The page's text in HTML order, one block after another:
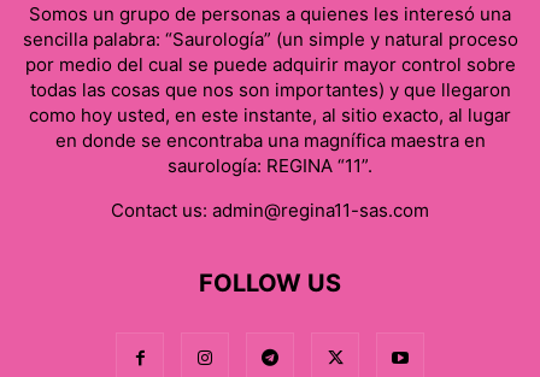
Somos un grupo de personas a quienes les interesó una
sencilla palabra: “Saurología” (un simple y natural proceso
por medio del cual se puede adquirir mayor control sobre
todas las cosas que nos son importantes) y que llegaron
como hoy usted, en este instante, al sitio exacto, al lugar
en donde se encontraba una magnífica maestra en
saurología: REGINA “11”.
Contact us: admin@regina11-sas.com
FOLLOW US